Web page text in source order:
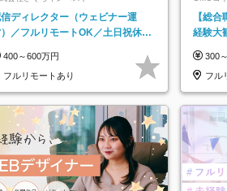
ディレクター（ウェビナー運
／フルリモートOK／土日祝休み
400～600万円
フルリモートあり
ットグ
【総
経験大
★
300
フル